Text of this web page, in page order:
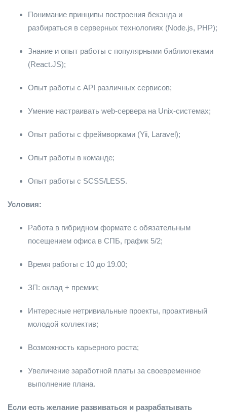
Понимание принципы построения бекэнда и
разбираться в серверных технологиях (Node.js, PHP);
Знание и опыт работы с популярными библиотеками
(React.JS);
Опыт работы с API различных сервисов;
Умение настраивать web-сервера на Unix-системах;
Опыт работы с фреймворками (Yii, Laravel);
Опыт работы в команде;
Опыт работы с SCSS/LESS.
Условия:
Работа в гибридном формате с обязательным
посещением офиса в СПБ, график 5/2;
Время работы с 10 до 19.00;
ЗП: оклад + премии;
Интересные нетривиальные проекты, проактивный
молодой коллектив;
Возможность карьерного роста;
Увеличение заработной платы за своевременное
выполнение плана.
Если есть желание развиваться и разрабатывать